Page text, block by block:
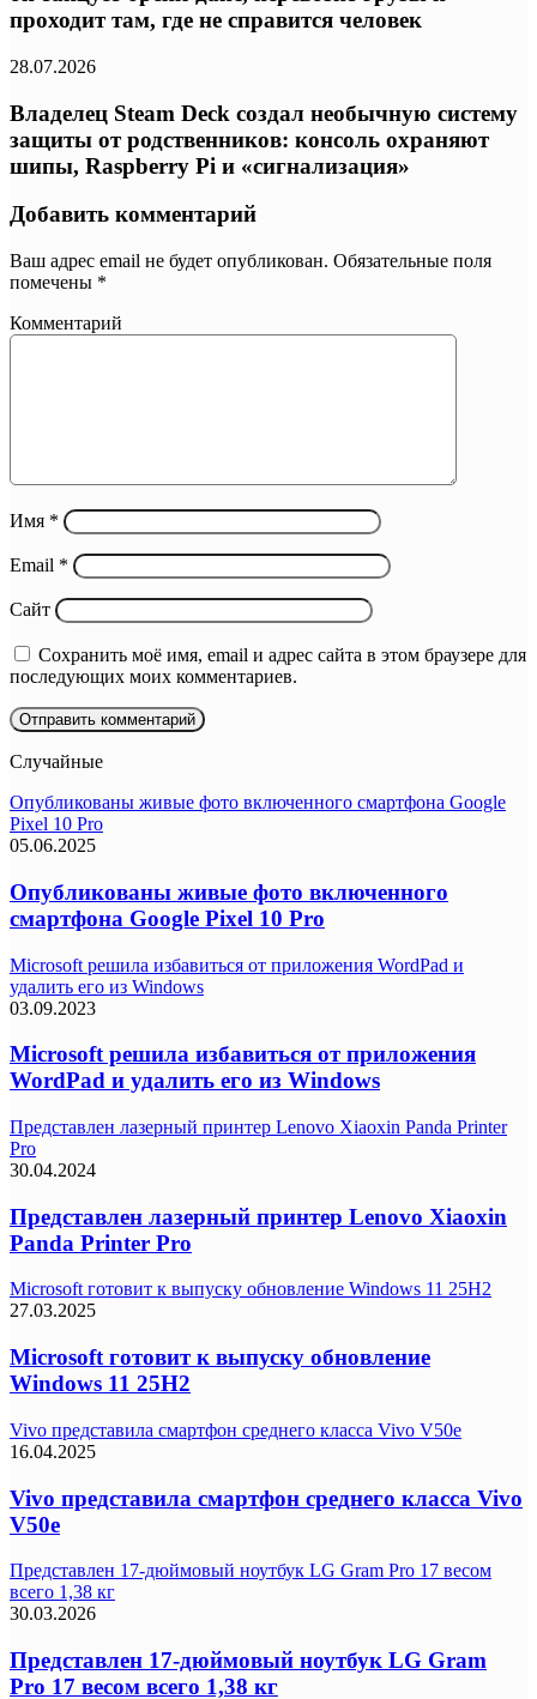
проходит там, где не справится человек
28.07.2026
Владелец Steam Deck создал необычную систему
защиты от родственников: консоль охраняют
шипы, Raspberry Pi и «сигнализация»
Добавить комментарий
Ваш адрес email не будет опубликован. Обязательные поля
помечены *
Комментарий
Имя *
Email *
Сайт
Сохранить моё имя, email и адрес сайта в этом браузере для
последующих моих комментариев.
Случайные
Опубликованы живые фото включенного смартфона Google
Pixel 10 Pro
05.06.2025
Опубликованы живые фото включенного
смартфона Google Pixel 10 Pro
Microsoft решила избавиться от приложения WordPad и
удалить его из Windows
03.09.2023
Microsoft решила избавиться от приложения
WordPad и удалить его из Windows
Представлен лазерный принтер Lenovo Xiaoxin Panda Printer
Pro
30.04.2024
Представлен лазерный принтер Lenovo Xiaoxin
Panda Printer Pro
Microsoft готовит к выпуску обновление Windows 11 25H2
27.03.2025
Microsoft готовит к выпуску обновление
Windows 11 25H2
Vivo представила смартфон среднего класса Vivo V50e
16.04.2025
Vivo представила смартфон среднего класса Vivo
V50e
Представлен 17-дюймовый ноутбук LG Gram Pro 17 весом
всего 1,38 кг
30.03.2026
Представлен 17-дюймовый ноутбук LG Gram
Pro 17 весом всего 1,38 кг